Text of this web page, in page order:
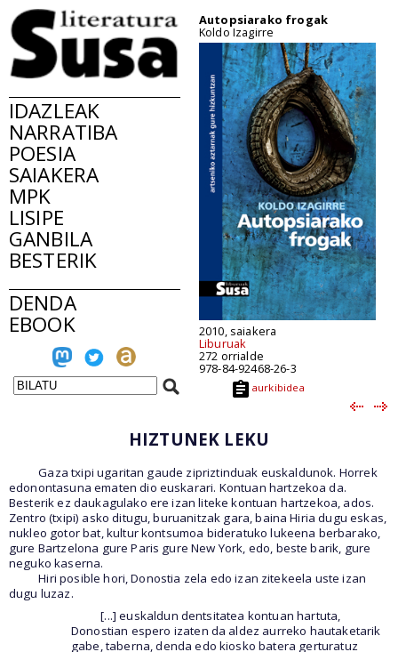
IDAZLEAK
NARRATIBA
POESIA
SAIAKERA
MPK
LISIPE
GANBILA
BESTERIK
DENDA
EBOOK
Autopsiarako frogak
Koldo Izagirre
2010, saiakera
Liburuak
272 orrialde
978-84-92468-26-3
aurkibidea
HIZTUNEK LEKU
Gaza txipi ugaritan gaude zipriztinduak euskaldunok. Horrek
edonontasuna ematen dio euskarari. Kontuan hartzekoa da.
Besterik ez daukagulako ere izan liteke kontuan hartzekoa, ados.
Zentro (txipi) asko ditugu, buruanitzak gara, baina Hiria dugu eskas,
nukleo gotor bat, kultur kontsumoa bideratuko lukeena berbarako,
gure Bartzelona gure Paris gure New York, edo, beste barik, gure
neguko kaserna.
Hiri posible hori, Donostia zela edo izan zitekeela uste izan
dugu luzaz.
[...] euskaldun dentsitatea kontuan hartuta,
Donostian espero izaten da aldez aurreko hautaketarik
gabe, taberna, denda edo kiosko batera gerturatuz